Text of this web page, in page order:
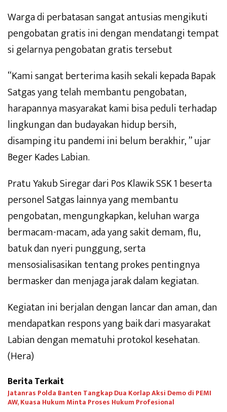
Warga di perbatasan sangat antusias mengikuti
pengobatan gratis ini dengan mendatangi tempat
si gelarnya pengobatan gratis tersebut
“Kami sangat berterima kasih sekali kepada Bapak
Satgas yang telah membantu pengobatan,
harapannya masyarakat kami bisa peduli terhadap
lingkungan dan budayakan hidup bersih,
disamping itu pandemi ini belum berakhir, ” ujar
Beger Kades Labian.
Pratu Yakub Siregar dari Pos Klawik SSK 1 beserta
personel Satgas lainnya yang membantu
pengobatan, mengungkapkan, keluhan warga
bermacam-macam, ada yang sakit demam, flu,
batuk dan nyeri punggung, serta
mensosialisasikan tentang prokes pentingnya
bermasker dan menjaga jarak dalam kegiatan.
Kegiatan ini berjalan dengan lancar dan aman, dan
mendapatkan respons yang baik dari masyarakat
Labian dengan mematuhi protokol kesehatan.
(Hera)
Berita Terkait
Jatanras Polda Banten Tangkap Dua Korlap Aksi Demo di PEMI
AW, Kuasa Hukum Minta Proses Hukum Profesional